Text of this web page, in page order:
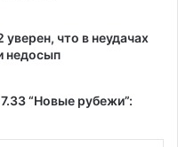
что в неудачах
недосып
“Новые рубежи”: